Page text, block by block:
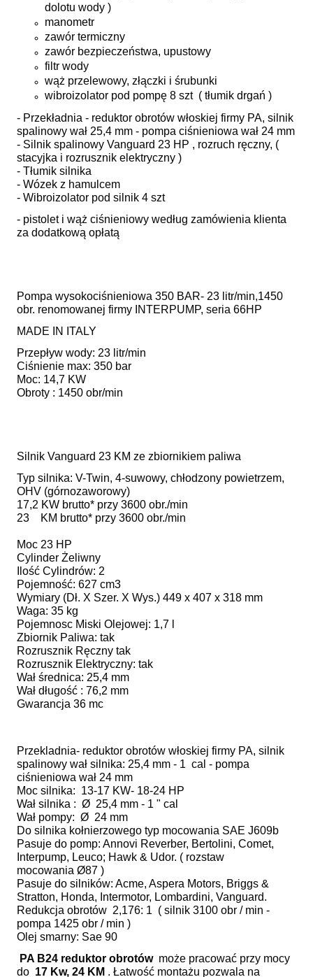
dolotu wody )
manometr
zawór termiczny
zawór bezpieczeństwa, upustowy
filtr wody
wąż przelewowy, złączki i śrubunki
wibroizolator pod pompę 8 szt ( tłumik drgań )
- Przekładnia - reduktor obrotów włoskiej firmy PA, silnik
spalinowy wał 25,4 mm - pompa ciśnieniowa wał 24 mm
- Silnik spalinowy Vanguard 23 HP , rozruch ręczny, (
stacyjka i rozrusznik elektryczny )
- Tłumik silnika
- Wózek z hamulcem
- Wibroizolator pod silnik 4 szt
- pistolet i wąż ciśnieniowy według zamówienia klienta
za dodatkową opłatą
Pompa wysokociśnieniowa 350 BAR- 23 litr/min,1450
obr. renomowanej firmy INTERPUMP, seria 66HP
MADE IN ITALY
Przepływ wody: 23 litr/min
Ciśnienie max: 350 bar
Moc: 14,7 KW
Obroty : 1450 obr/min
Silnik Vanguard 23 KM ze zbiornikiem paliwa
Typ silnika: V-Twin, 4-suwowy, chłodzony powietrzem,
OHV (górnozaworowy)
17,2 KW brutto* przy 3600 obr./min
23 KM brutto* przy 3600 obr./min
Moc 23 HP
Cylinder Żeliwny
Ilość Cylindrów: 2
Pojemność: 627 cm3
Wymiary (Dł. X Szer. X Wys.) 449 x 407 x 318 mm
Waga: 35 kg
Pojemnosc Miski Olejowej: 1,7 l
Zbiornik Paliwa: tak
Rozrusznik Ręczny tak
Rozrusznik Elektryczny: tak
Wał średnica: 25,4 mm
Wał długość : 76,2 mm
Gwarancja 36 mc
Przekladnia- reduktor obrotów włoskiej firmy PA, silnik
spalinowy wał silnika: 25,4 mm - 1 cal - pompa
ciśnieniowa wał 24 mm
Moc silnika: 13-17 KW- 18-24 HP
Wał silnika : Ø 25,4 mm - 1 " cal
Wał pompy: Ø 24 mm
Do silnika kołnierzowego typ mocowania SAE J609b
Pasuje do pomp: Annovi Reverber, Bertolini, Comet,
Interpump, Leuco; Hawk & Udor. ( rozstaw
mocowania Ø87 )
Pasuje do silników: Acme, Aspera Motors, Briggs &
Stratton, Honda, Intermotor, Lombardini, Vanguard.
Redukcja obrotów 2,176: 1 ( silnik 3100 obr / min -
pompa 1425 obr / min )
Olej smarny: Sae 90
PA B24 reduktor obrotów może pracować przy mocy
do 17 Kw, 24 KM . Łatwość montażu pozwala na